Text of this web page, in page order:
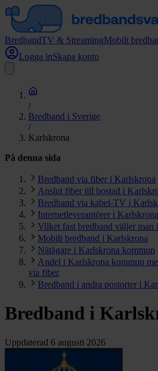
BredbandTV & StreamingMobilt
Logga inSkapa konto
/
Bredband i Sverige
/
Karlskrona
På denna sida
Bredband via fiber i Karlskrona
Anslut fiber till bostad i
Bredband via kabel-TV i
Internetleverantörer i Karlskrona
Vilket fast bredband väljer man
Mobilt bredband i Karlskrona
Nätägare i Karlskrona kommun
Andel i Karlskrona kommun
via fiber
Bredband i andra postorter i
Bredband i
Uppdaterad 6 augusti 2026